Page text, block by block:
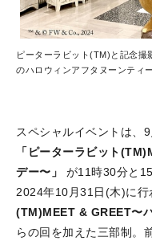
ピーターラビット(TM)と記念撮
のハロウィンアフタヌーンティ
スペシャルイベントは、
「ピーターラビット
デー〜」
が11時30分と
2024年10月31日(木)に行
(TM)MEET & GREET〜
らの回を加えた三部制。